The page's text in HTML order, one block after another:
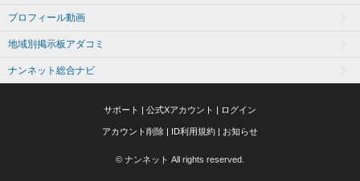
プロフィール動画
地域別掲示板アダコミ
ナンネット総合ナビ
サポート | 公式Xアカウント | ログイン
アカウント削除 | ID利用規約 | お知らせ
© ナンネット All rights reserved.